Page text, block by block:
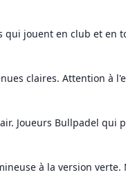
qui jouent en club et en
claires. Attention à
Joueurs Bullpadel qui
à la version